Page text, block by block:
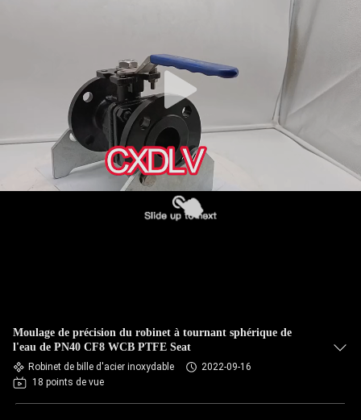
Moulage de précision du robinet à tournant sphérique de
l'eau de PN40 CF8 WCB PTFE Seat
Robinet de bille d'acier inoxydable
2022-09-16
18 points de vue